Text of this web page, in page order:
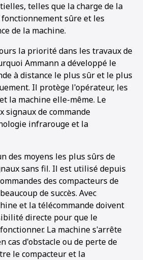
telles que la charge de la
sûre et les
de la machine.
la priorité dans les travaux de
Ammann a développé le
à distance le plus sûr et le plus
Il protège l'opérateur, les
la machine elle-même. Le
signaux de commande
infrarouge et la
des moyens les plus sûrs de
sans fil. Il est utilisé depuis
des compacteurs de
de succès. Avec
et la télécommande doivent
directe pour que le
La machine s'arrête
cas d'obstacle ou de perte de
le compacteur et la